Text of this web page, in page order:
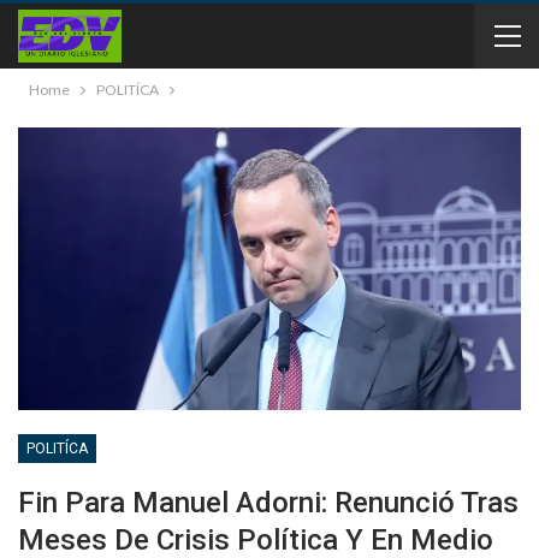
Home POLITÍCA
POLITÍCA
Fin Para Manuel Adorni: Renunció Tras
Meses De Crisis Política Y En Medio